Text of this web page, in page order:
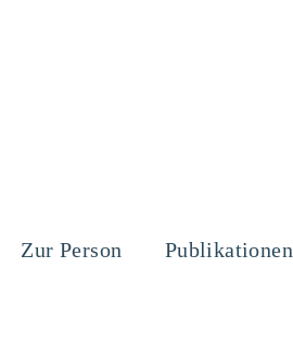
Zur Person
Publikationen